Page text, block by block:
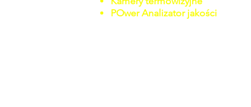
POwer Analizator jakości